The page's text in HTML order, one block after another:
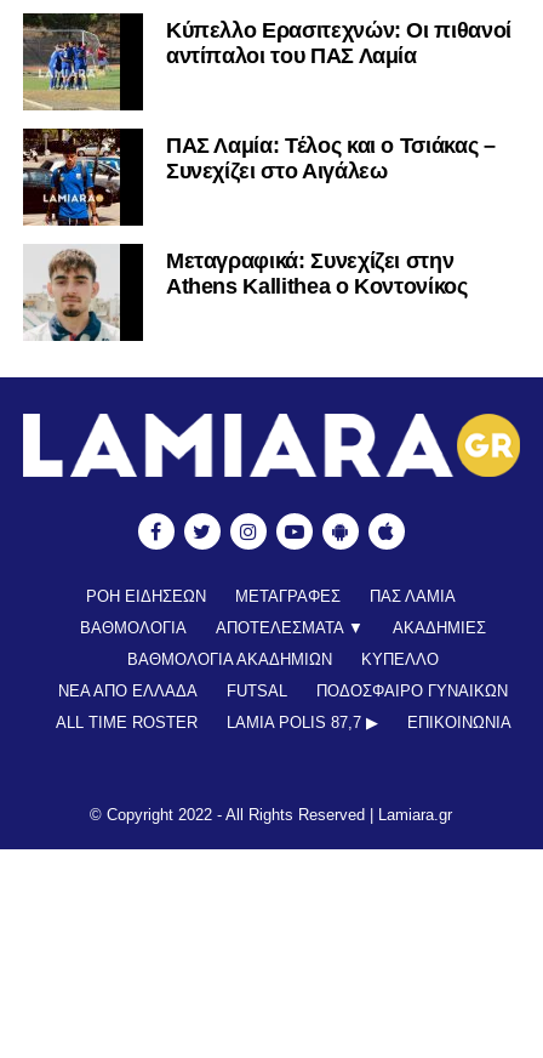
Κύπελλο Ερασιτεχνών: Οι πιθανοί
αντίπαλοι του ΠΑΣ Λαμία
ΠΑΣ Λαμία: Τέλος και ο Τσιάκας –
Συνεχίζει στο Αιγάλεω
Mεταγραφικά: Συνεχίζει στην
Athens Kallithea ο Κοντονίκος
ΡΟΗ ΕΙΔΗΣΕΩΝ ΜΕΤΑΓΡΑΦΕΣ
ΠΑΣ ΛΑΜΙΑ
ΒΑΘΜΟΛΟΓΙΑ
ΑΠΟΤΕΛΕΣΜΑΤΑ ▼
ΑΚΑΔΗΜΙΕΣ
ΒΑΘΜΟΛΟΓΙΑ ΑΚΑΔΗΜΙΩΝ
ΚΥΠΕΛΛΟ
ΝΕΑ ΑΠΟ ΕΛΛΑΔΑ
FUTSAL
ΠΟΔΟΣΦΑΙΡΟ ΓΥΝΑΙΚΩΝ
ALL TIME ROSTER
LAMIA POLIS 87,7 ▶︎ ΕΠΙΚΟΙΝΩΝΊΑ
© Copyright 2022 - All Rights Reserved | Lamiara.gr